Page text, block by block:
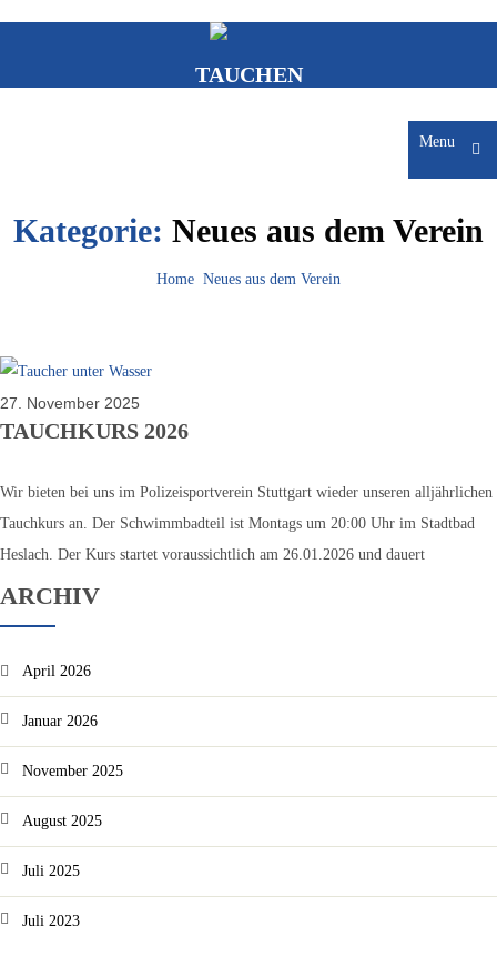
TAUCHEN
Menu
Kategorie: Neues aus dem Verein
Home Neues aus dem Verein
27. November 2025
TAUCHKURS 2026
Wir bieten bei uns im Polizeisportverein Stuttgart wieder unseren alljährlichen
Tauchkurs an. Der Schwimmbadteil ist Montags um 20:00 Uhr im Stadtbad
Heslach. Der Kurs startet voraussichtlich am 26.01.2026 und dauert
ARCHIV
April 2026
Januar 2026
November 2025
August 2025
Juli 2025
Juli 2023